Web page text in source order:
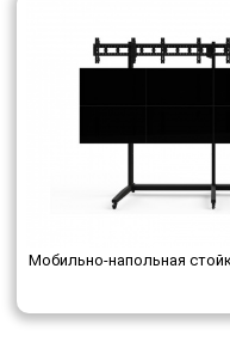
Мобильно-напольная